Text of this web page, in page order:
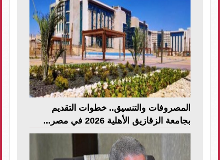
المصروفات والتنسيق.. خطوات التقديم
بجامعة الزقازيق الأهلية 2026 في مصر...